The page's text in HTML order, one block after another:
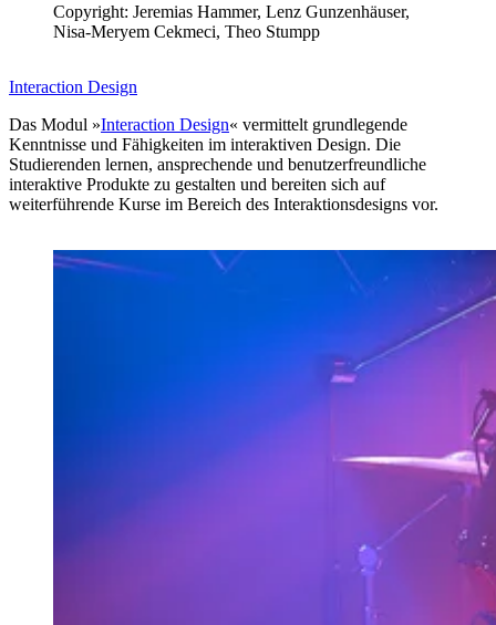
Copyright: Jeremias Hammer, Lenz Gunzenhäuser,
Nisa-Meryem Cekmeci, Theo Stumpp
Interaction Design
Das Modul »Interaction Design« vermittelt grundlegende
Kenntnisse und Fähigkeiten im interaktiven Design. Die
Studierenden lernen, ansprechende und benutzerfreundliche
interaktive Produkte zu gestalten und bereiten sich auf
weiterführende Kurse im Bereich des Interaktionsdesigns vor.